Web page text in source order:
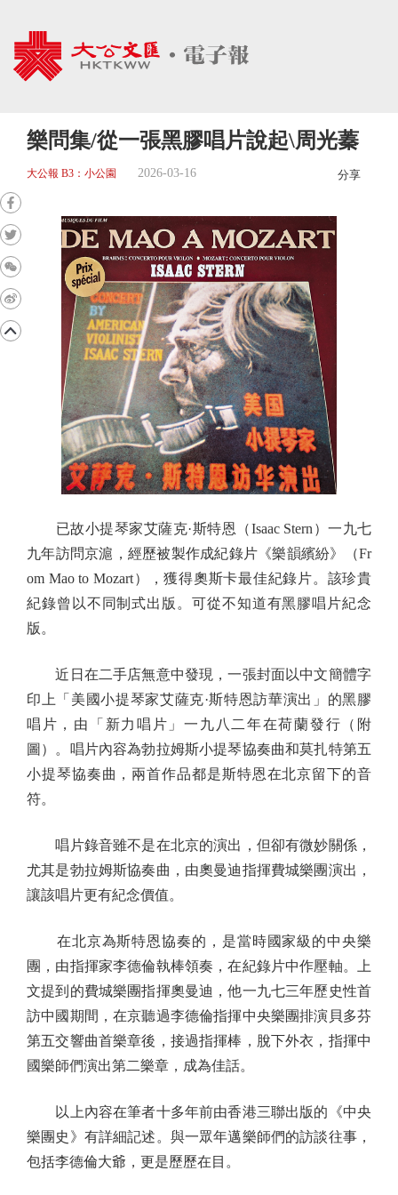
樂問集/從一張黑膠唱片說起\周光蓁
大公報 B3：小公園 2026-03-16 分享
已故小提琴家艾薩克·斯特恩（Isaac Stern）一九七
九年訪問京滬，經歷被製作成紀錄片《樂韻繽紛》（Fr
om Mao to Mozart），獲得奧斯卡最佳紀錄片。該珍貴
紀錄曾以不同制式出版。可從不知道有黑膠唱片紀念
版。
近日在二手店無意中發現，一張封面以中文簡體字
印上「美國小提琴家艾薩克·斯特恩訪華演出」的黑膠
唱片，由「新力唱片」一九八二年在荷蘭發行（附
圖）。唱片內容為勃拉姆斯小提琴協奏曲和莫扎特第五
小提琴協奏曲，兩首作品都是斯特恩在北京留下的音
符。
唱片錄音雖不是在北京的演出，但卻有微妙關係，
尤其是勃拉姆斯協奏曲，由奧曼迪指揮費城樂團演出，
讓該唱片更有紀念價值。
在北京為斯特恩協奏的，是當時國家級的中央樂
團，由指揮家李德倫執棒領奏，在紀錄片中作壓軸。上
文提到的費城樂團指揮奧曼迪，他一九七三年歷史性首
訪中國期間，在京聽過李德倫指揮中央樂團排演貝多芬
第五交響曲首樂章後，接過指揮棒，脫下外衣，指揮中
國樂師們演出第二樂章，成為佳話。
以上內容在筆者十多年前由香港三聯出版的《中央
樂團史》有詳細記述。與一眾年邁樂師們的訪談往事，
包括李德倫大爺，更是歷歷在目。